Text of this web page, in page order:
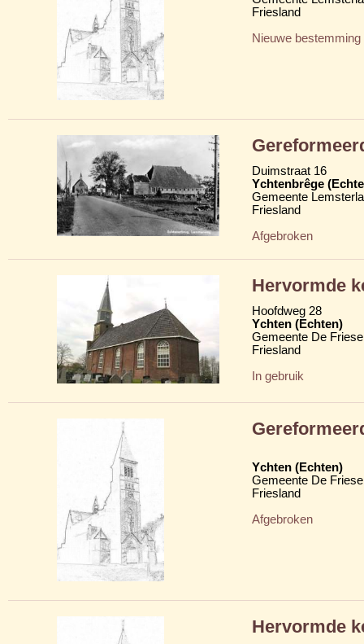
Friesland
Nieuwe bestemming
Duimstraat 16
Ychtenbrêge
Gemeente
Friesland
Afgebroken
Hervormde
Hoofdweg 28
Ychten (Echten)
Gemeente De
Friesland
In gebruik
Ychten (Echten)
Gemeente De
Friesland
Afgebroken
Hervormde